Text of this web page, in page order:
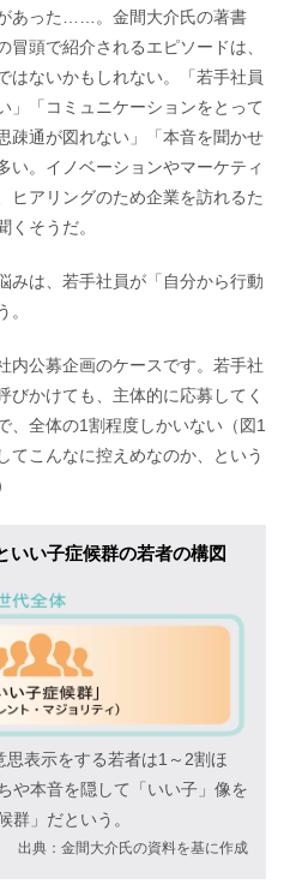
あった……。金間大介氏の著書
冒頭で紹介されるエピソードは、
はないかもしれない。「若手社員
」「コミュニケーションをとって
疎通が図れない」「本音を聞かせ
い。イノベーションやマーケティ
ヒアリングのため企業を訪れるた
くそうだ。
みは、若手社員が「自分から行動
。
内公募企画のケースです。若手社
びかけても、主体的に応募してく
、全体の1割程度しかいない（図1
てこんなに控えめなのか、という
いい子症候群の若者の構図
表示をする若者は1～2割ほ
や本音を隠して「いい子」像を
群」だという。
出典：金間大介氏の資料を基に作成